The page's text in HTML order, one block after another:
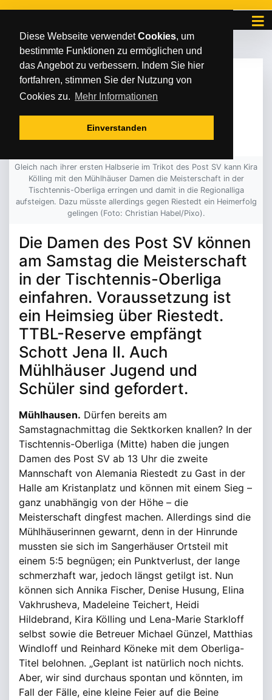
Diese Webseite verwendetCookies, um
bestimmte Funktionen zu ermöglichen und
das Angebot zu verbessern. Indem Sie hier
fortfahren, stimmen Sie der Nutzung von
Cookies zu. Mehr Informationen
Einverstanden
DONNERSTAG 30. März 2023
(NOCH) KEINE FEIER
GEPLANT
Gleich nach ihrer ersten Halbserie im Trikot des Post SV kann Kira
Kölling mit den Mühlhäuser Damen die Meisterschaft in der
Tischtennis-Oberliga erringen und damit in die Regionalliga
aufsteigen. Dazu müsste allerdings gegen Riestedt ein Heimerfolg
gelingen (Foto: Christian Habel/Pixo).
Die Damen des Post SV können
am Samstag die Meisterschaft
in der Tischtennis-Oberliga
einfahren. Voraussetzung ist
ein Heimsieg über Riestedt.
TTBL-Reserve empfängt
Schott Jena II. Auch
Mühlhäuser Jugend und
Schüler sind gefordert.
Mühlhausen. Dürfen bereits am
Samstagnachmittag die Sektkorken knallen? In der
Tischtennis-Oberliga (Mitte) haben die jungen
Damen des Post SV ab 13 Uhr die zweite
Mannschaft von Alemania Riestedt zu Gast in der
Halle am Kristanplatz und können mit einem Sieg –
ganz unabhängig von der Höhe – die
Meisterschaft dingfest machen. Allerdings sind die
Mühlhäuserinnen gewarnt, denn in der Hinrunde
mussten sie sich im Sangerhäuser Ortsteil mit
einem 5:5 begnügen; ein Punktverlust, der lange
schmerzhaft war, jedoch längst getilgt ist. Nun
können sich Annika Fischer, Denise Husung, Elina
Vakhrusheva, Madeleine Teichert, Heidi
Hildebrand, Kira Kölling und Lena-Marie Starkloff
selbst sowie die Betreuer Michael Günzel, Matthias
Windloff und Reinhard Köneke mit dem Oberliga-
Titel belohnen. „Geplant ist natürlich noch nichts.
Aber, wir sind durchaus spontan und könnten, im
Fall der Fälle, eine kleine Feier auf die Beine